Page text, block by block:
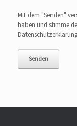
Mit dem "Senden"
haben und stimme